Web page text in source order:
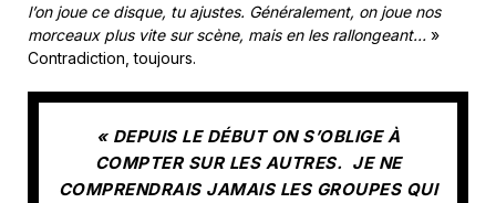
l’on joue ce disque, tu ajustes. Généralement, on joue nos
morceaux plus vite sur scène, mais en les rallongeant… »
Contradiction, toujours.
« DEPUIS LE DÉBUT ON S’OBLIGE À
COMPTER SUR LES AUTRES. JE NE
COMPRENDRAIS JAMAIS LES GROUPES QUI